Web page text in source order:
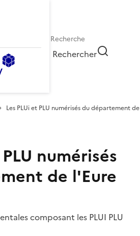
Rechercher
Les PLUi et PLU numérisés du département de
numérisés
de l'Eure
composant les PLUI PLU